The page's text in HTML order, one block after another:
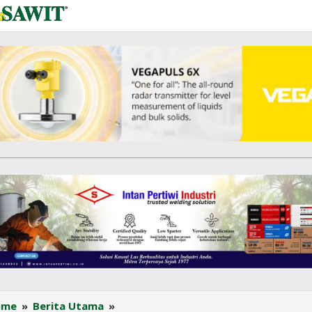
» Berita Utama »